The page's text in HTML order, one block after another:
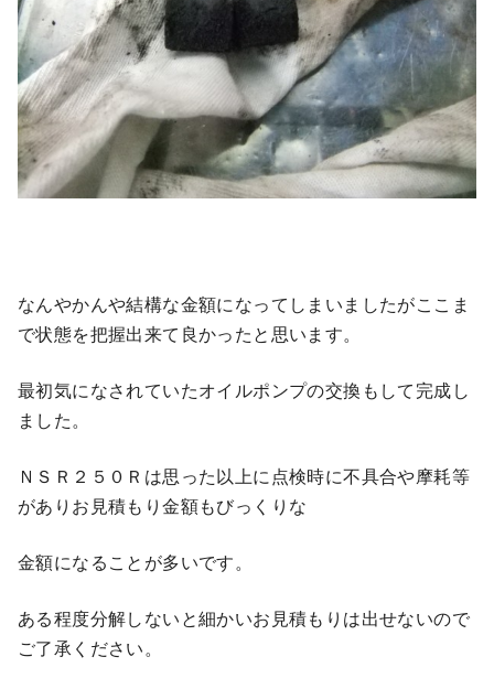
なんやかんや結構な金額になってしまいましたがここま
で状態を把握出来て良かったと思います。
最初気になされていたオイルポンプの交換もして完成し
ました。
ＮＳＲ２５０Ｒは思った以上に点検時に不具合や摩耗等
がありお見積もり金額もびっくりな
金額になることが多いです。
ある程度分解しないと細かいお見積もりは出せないので
ご了承ください。